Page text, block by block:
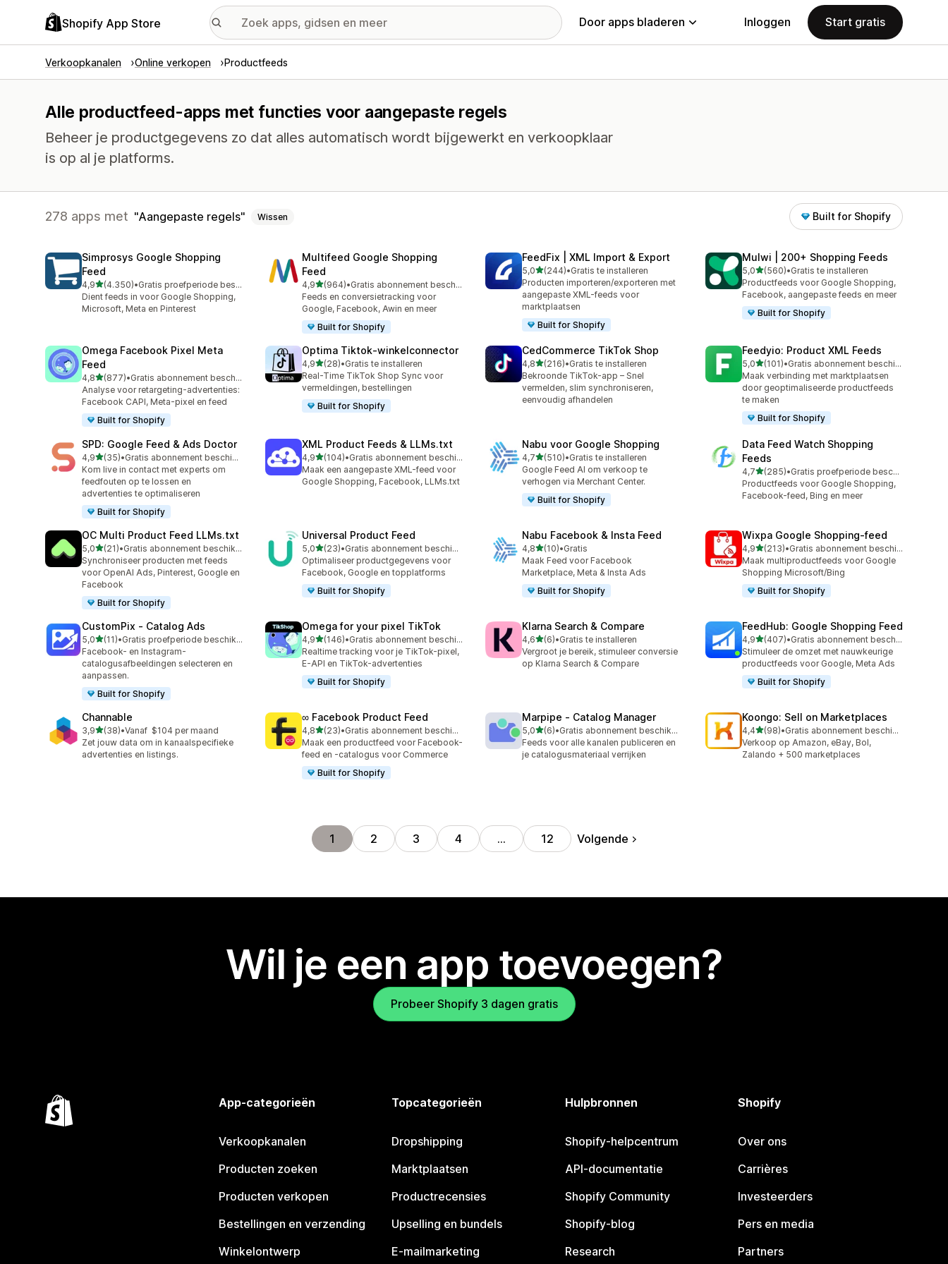
Shopify App Store Door apps bladeren Inloggen Start gratis
Verkoopkanalen Online verkopen Productfeeds
Alle productfeed-apps met functies voor aangepaste regels
Beheer je productgegevens zo dat alles automatisch wordt bijgewerkt en verkoopklaar
is op al je platforms.
278 apps met Aangepaste regels Wissen Built for Shopify
Simprosys Google Shopping
Feed
4,9van 5 sterren
(4.350)
4350 recensies in totaal
•
Gratis proefperiode beschikbaar
Dient feeds in voor Google Shopping,
Microsoft, Meta en Pinterest
Multifeed Google Shopping
Feed
4,9van 5 sterren
(964)
964 recensies in totaal
•
Gratis abonnement beschikbaar
Feeds en conversietracking voor
Google, Facebook, Awin en meer
Built for Shopify
FeedFix | XML Import & Export
5,0van 5 sterren
(244)
244 recensies in totaal
•Gratis te installeren
Producten importeren/exporteren met
aangepaste XML-feeds voor
marktplaatsen
Built for Shopify
Mulwi | 200+ Shopping Feeds
5,0van 5 sterren
(560)
560 recensies in totaal
•Gratis te installeren
Productfeeds voor Google Shopping,
Facebook, aangepaste feeds en meer
Built for Shopify
Omega Facebook Pixel Meta
Feed
4,8van 5 sterren
(877)
877 recensies in totaal
•
Gratis abonnement beschikbaar
Analyse voor retargeting-advertenties:
Facebook CAPI, Meta-pixel en feed
Built for Shopify
Optima Tiktok‑winkelconnector
4,9van 5 sterren
(28)
28 recensies in totaal
•Gratis te installeren
Real-Time TikTok Shop Sync voor
vermeldingen, bestellingen
Built for Shopify
CedCommerce TikTok Shop
4,8van 5 sterren
(216)
216 recensies in totaal
•Gratis te installeren
Bekroonde TikTok-app – Snel
vermelden, slim synchroniseren,
eenvoudig afhandelen
Feedyio: Product XML Feeds
5,0van 5 sterren
(101)
101 recensies in totaal
•
Gratis abonnement beschikbaar
Maak verbinding met marktplaatsen
door geoptimaliseerde productfeeds
te maken
Built for Shopify
SPD: Google Feed & Ads Doctor
4,9van 5 sterren
(35)
35 recensies in totaal
•
Gratis abonnement beschikbaar
Kom live in contact met experts om
feedfouten op te lossen en
advertenties te optimaliseren
Built for Shopify
XML Product Feeds & LLMs.txt
4,9van 5 sterren
(104)
104 recensies in totaal
•
Gratis abonnement beschikbaar
Maak een aangepaste XML-feed voor
Google Shopping, Facebook, LLMs.txt
Nabu voor Google Shopping
4,7van 5 sterren
(510)
510 recensies in totaal
•Gratis te installeren
Google Feed AI om verkoop te
verhogen via Merchant Center.
Built for Shopify
Data Feed Watch Shopping
Feeds
4,7van 5 sterren
(285)
285 recensies in totaal
•
Gratis proefperiode beschikbaar
Productfeeds voor Google Shopping,
Facebook-feed, Bing en meer
OC Multi Product Feed LLMs.txt
5,0van 5 sterren
(21)
21 recensies in totaal
•
Gratis abonnement beschikbaar
Synchroniseer producten met feeds
voor OpenAI Ads, Pinterest, Google en
Facebook
Built for Shopify
Universal Product Feed
5,0van 5 sterren
(23)
23 recensies in totaal
•
Gratis abonnement beschikbaar
Optimaliseer productgegevens voor
Facebook, Google en topplatforms
Built for Shopify
Nabu Facebook & Insta Feed
4,8van 5 sterren
(10)
10 recensies in totaal
•Gratis
Maak Feed voor Facebook
Marketplace, Meta & Insta Ads
Built for Shopify
Wixpa Google Shopping‑feed
4,9van 5 sterren
(213)
213 recensies in totaal
•
Gratis abonnement beschikbaar
Maak multiproductfeeds voor Google
Shopping Microsoft/Bing
Built for Shopify
CustomPix ‑ Catalog Ads
5,0van 5 sterren
(11)
11 recensies in totaal
•
Gratis proefperiode beschikbaar
Facebook- en Instagram-
catalogusafbeeldingen selecteren en
aanpassen.
Built for Shopify
Omega for your pixel TikTok
4,9van 5 sterren
(146)
146 recensies in totaal
•
Gratis abonnement beschikbaar
Realtime tracking voor je TikTok-pixel,
E-API en TikTok-advertenties
Built for Shopify
Klarna Search & Compare
4,6van 5 sterren
(6)
6 recensies in totaal
•Gratis te installeren
Vergroot je bereik, stimuleer conversie
op Klarna Search & Compare
FeedHub: Google Shopping Feed
4,9van 5 sterren
(407)
407 recensies in totaal
•
Gratis abonnement beschikbaar
Stimuleer de omzet met nauwkeurige
productfeeds voor Google, Meta Ads
Built for Shopify
Channable
3,9van 5 sterren
(38)
38 recensies in totaal
•Vanaf $104 per maand
Zet jouw data om in kanaalspecifieke
advertenties en listings.
∞ Facebook Product Feed
4,8van 5 sterren
(23)
23 recensies in totaal
•
Gratis abonnement beschikbaar
Maak een productfeed voor Facebook-
feed en -catalogus voor Commerce
Built for Shopify
Marpipe ‑ Catalog Manager
5,0van 5 sterren
(6)
6 recensies in totaal
•
Gratis abonnement beschikbaar
Feeds voor alle kanalen publiceren en
je catalogusmateriaal verrijken
Koongo: Sell on Marketplaces
4,4van 5 sterren
(98)
98 recensies in totaal
•
Gratis abonnement beschikbaar
Verkoop op Amazon, eBay, Bol,
Zalando + 500 marketplaces
1 2 3 4 … 12 Volgende
Wil je een app toevoegen?
Probeer Shopify 3 dagen gratis
App-categorieën
Verkoopkanalen
Producten zoeken
Producten verkopen
Bestellingen en verzending
Winkelontwerp
Topcategorieën
Dropshipping
Marktplaatsen
Productrecensies
Upselling en bundels
E-mailmarketing
Hulpbronnen
Shopify-helpcentrum
API-documentatie
Shopify Community
Shopify-blog
Research
Shopify
Over ons
Carrières
Investeerders
Pers en media
Partners